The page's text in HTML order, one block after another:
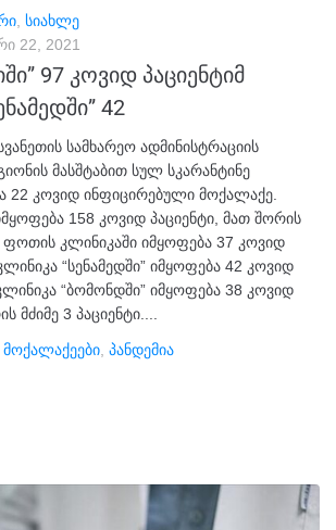
სიახლე
22, 2021
97 კოვიდ პაციენტიმ
42
სამხარეო ადმინისტრაციის
მასშტაბით სულ სკარანტინე
22 კოვიდ ინფიცირებული მოქალაქე.
158 კოვიდ პაციენტი, მათ შორის
ფოთის კლინიკაში იმყოფება 37 კოვიდ
“სენამედში” იმყოფება 42 კოვიდ
“ბომონდში” იმყოფება 38 კოვიდ
მძიმე 3 პაციენტი....
Მოქალაქეები, Პანდემია